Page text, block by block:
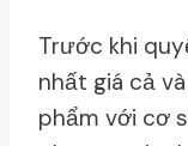
Trước khi
nhất giá cả
phẩm với cơ